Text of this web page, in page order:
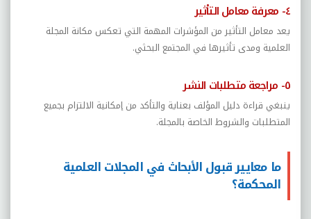
٤- معرفة معامل التأثير
يعد معامل التأثير من المؤشرات المهمة التي تعكس مكانة المجلة
العلمية ومدى تأثيرها في المجتمع البحثي.
٥- مراجعة متطلبات النشر
ينبغي قراءة دليل المؤلف بعناية والتأكد من إمكانية الالتزام بجميع
المتطلبات والشروط الخاصة بالمجلة.
ما معايير قبول الأبحاث في المجلات العلمية
المحكمة؟